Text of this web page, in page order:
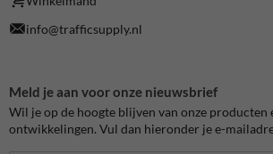
info@trafficsupply.nl
Meld je aan voor onze nieuwsbrief
Wil je op de hoogte blijven van onze producten
ontwikkelingen. Vul dan hieronder je e-